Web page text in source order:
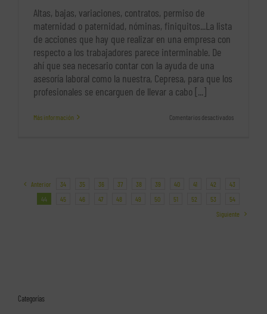
Altas, bajas, variaciones, contratos, permiso de
maternidad o paternidad, nóminas, finiquitos...La lista
de acciones que hay que realizar en una empresa con
respecto a los trabajadores parece interminable. De
ahí que sea necesario contar con la ayuda de una
asesoría laboral como la nuestra, Cepresa, para que los
profesionales se encarguen de llevar a cabo [...]
Más información Comentarios desactivadosen
los
empleados
Anterior 34 35 36 37 38 39 40 41 42
43
44
45 46 47 48 49 50 51 52 53
54
Siguiente
Categorías